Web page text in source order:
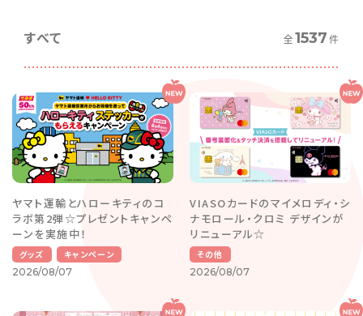
すべて 全1537件
ヤマト運輸とハローキティのコ
ラボ第2弾☆プレゼントキャンペ
ーンを実施中！
グッズ
キャンペーン
2026/08/07
VIASOカードのマイメロディ・シ
ナモロール・クロミ デザインが
リニューアル☆
その他
2026/08/07